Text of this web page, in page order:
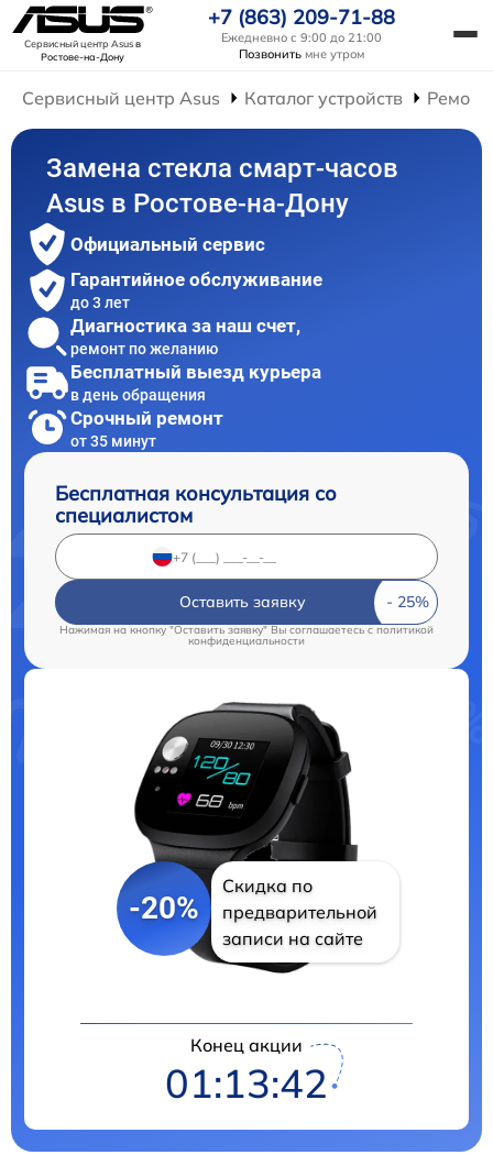
Сервисный центр Asusв
Ростове-на-Дону
+7 (863) 209-71-88
Ежедневно с 9:00 до 21:00
Позвонить мне утром
Сервисный центр Asus Каталог устройств
Замена стекла смарт-часов
Asus в Ростове-на-Дону
Официальный сервис
Гарантийное обслуживание
до 3 лет
Диагностика за наш счет,
ремонт по желанию
Бесплатный выезд курьера
в день обращения
Срочный ремонт
от 35 минут
Бесплатная консультация со
специалистом
Оставить заявку
Нажимая на кнопку "Оставить заявку" Вы соглашаетесь c политикой
конфиденциальности
-20%
Скидка по
предварительной
записи на сайте
Конец акции
01:13:41